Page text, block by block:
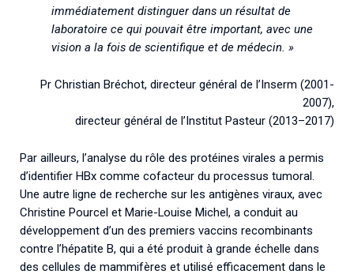
immédiatement distinguer dans un résultat de
laboratoire ce qui pouvait être important, avec une
vision a la fois de scientifique et de médecin. »
Pr Christian Bréchot, directeur général de l’Inserm (2001-
2007),
directeur général de l’Institut Pasteur (2013–2017)
Par ailleurs, l’analyse du rôle des protéines virales a permis
d’identifier HBx comme cofacteur du processus tumoral.
Une autre ligne de recherche sur les antigènes viraux, avec
Christine Pourcel et Marie-Louise Michel, a conduit au
développement d’un des premiers vaccins recombinants
contre l’hépatite B, qui a été produit à grande échelle dans
des cellules de mammifères et utilisé efficacement dans le